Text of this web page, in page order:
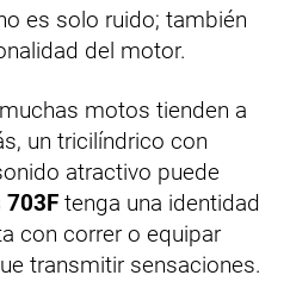
es solo ruido; también
del motor.
motos tienden a
un tricilíndrico con
atractivo puede
703F tenga una identidad
con correr o equipar
transmitir sensaciones.